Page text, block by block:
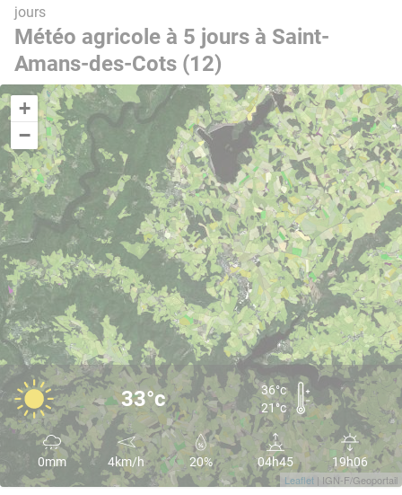
jours
Météo agricole à 5 jours à Saint-
Amans-des-Cots (12)
+
−
Leaflet | IGN-F/Geoportail
33°c
36°c
21°c
0mm 4km/h 20% 04h45 19h06